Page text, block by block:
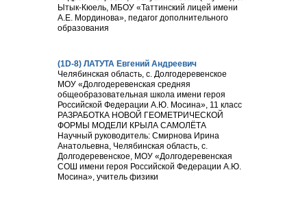
Ытык-Кюель, МБОУ «Таттинский лицей имени
А.Е. Мординова», педагог дополнительного
образования
(1D-8) ЛАТУТА Евгений Андреевич
Челябинская область, с. Долгодеревенское
МОУ «Долгодеревенская средняя
общеобразовательная школа имени героя
Российской Федерации А.Ю. Мосина», 11 класс
РАЗРАБОТКА НОВОЙ ГЕОМЕТРИЧЕСКОЙ
ФОРМЫ МОДЕЛИ КРЫЛА САМОЛЁТА
Научный руководитель: Смирнова Ирина
Анатольевна, Челябинская область, с.
Долгодеревенское, МОУ «Долгодеревенская
СОШ имени героя Российской Федерации А.Ю.
Мосина», учитель физики